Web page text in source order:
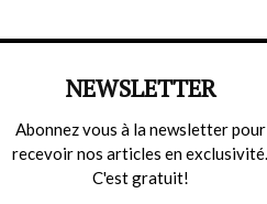
NEWSLETTER
Abonnez vous à la newsletter pour
recevoir nos articles en exclusivité.
C'est gratuit!